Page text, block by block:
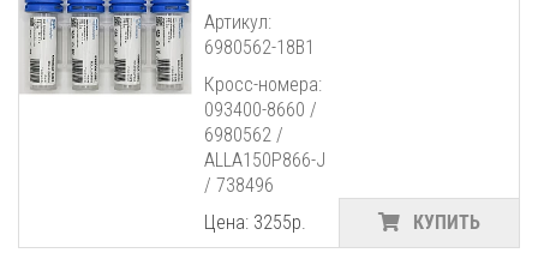
Артикул:
6980562-18B1
Кросс-номера:
093400-8660 /
6980562 /
ALLA150P866-J
/ 738496
Цена: 3255р.
КУПИТЬ